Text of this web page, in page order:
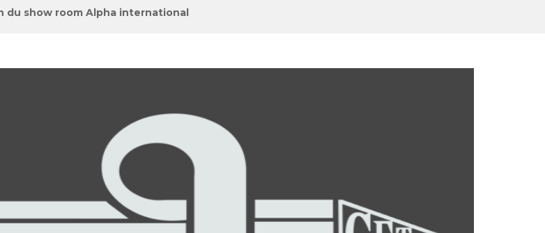
du show room Alpha international